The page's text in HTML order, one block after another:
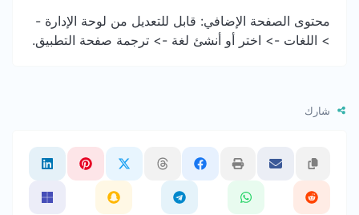
محتوى الصفحة الإضافي: قابل للتعديل من لوحة الإدارة -
> اللغات -> اختر أو أنشئ لغة -> ترجمة صفحة التطبيق.
شارك